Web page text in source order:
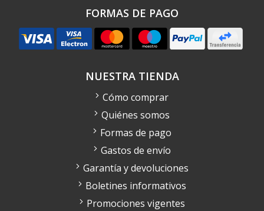
FORMAS DE PAGO
NUESTRA TIENDA
Cómo comprar
Quiénes somos
Formas de pago
Gastos de envío
Garantía y devoluciones
Boletines informativos
Promociones vigentes